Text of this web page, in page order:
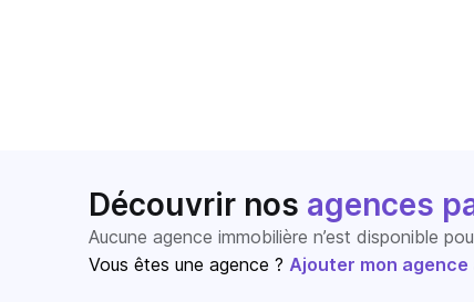
Découvrir nos agences
Aucune agence immobilière n’est disponible
Vous êtes une agence ? Ajouter mon agence